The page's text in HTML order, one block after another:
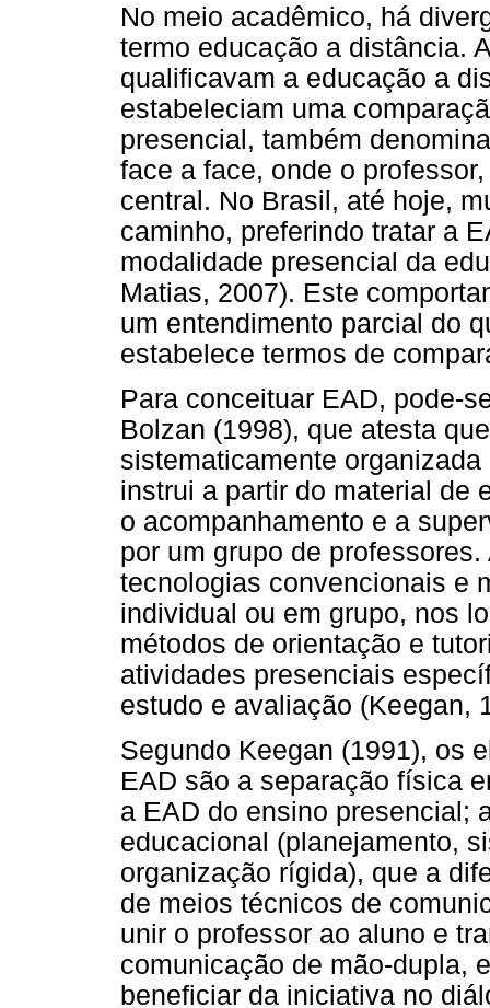
No meio acadêmico, há
termo educação a distância.
qualificavam a educação a
estabeleciam uma
presencial, também
face a face, onde o
central. No Brasil, até hoje,
caminho, preferindo tratar a
modalidade presencial da
Matias, 2007). Este
um entendimento parcial do
estabelece termos de
Para conceituar EAD, pode-
Bolzan (1998), que atesta
sistematicamente
instrui a partir do material de
o acompanhamento e a
por um grupo de
tecnologias convencionais e
individual ou em grupo, nos
métodos de orientação e
atividades presenciais
estudo e avaliação (Keegan,
Segundo Keegan (1991), os
EAD são a separação física
a EAD do ensino presencial;
educacional (planejamento,
organização rígida), que a
de meios técnicos de
unir o professor ao aluno e
comunicação de mão-dupla,
beneficiar da iniciativa no